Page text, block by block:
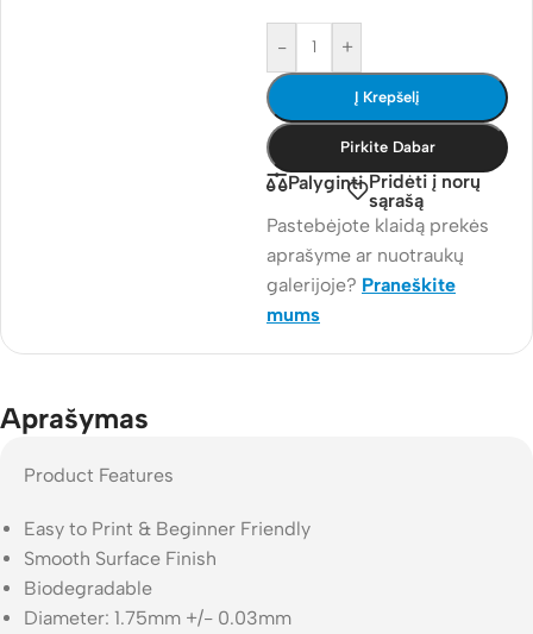
- +
Į Krepšelį
Pirkite Dabar
Palyginti Pridėti į norų
sąrašą
Pastebėjote klaidą prekės
aprašyme ar nuotraukų
galerijoje? Praneškite
mums
Aprašymas
Product Features
Easy to Print & Beginner Friendly
Smooth Surface Finish
Biodegradable
Diameter: 1.75mm +/- 0.03mm